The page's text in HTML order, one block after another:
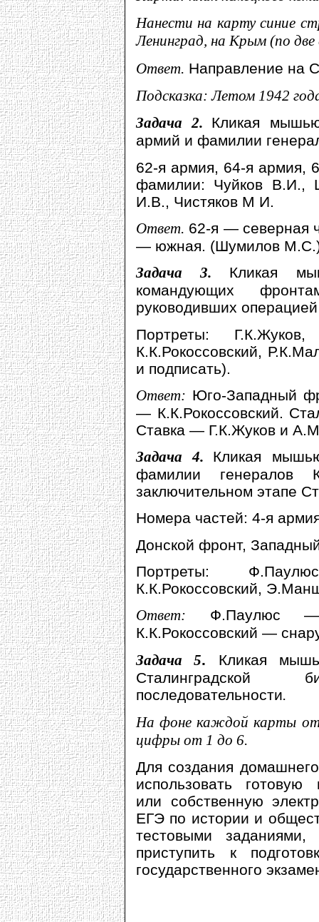
Нанести на карту синие
Ленинград, на Крым (по две
Ответ. Направление на
Подсказка: Летом 1942
Задача 2.
Кликая
армий и фамилии
62-я армия, 64-я армия,
фамилии: Чуйков В.И.,
И.В., Чистяков М И.
Ответ. 62-я — северная
— южная. (Шумилов
Задача 3.
Кликая
командующих
руководивших
Портреты:
К.К.Рокоссовский,
и подписать).
Ответ: Юго-Западный
— К.К.Рокоссовский.
Ставка — Г.К.Жуков и
Задача 4. Кликая
фамилии
заключительном этапе
Номера частей: 4-я
Донской фронт,
Портреты:
К.К.Рокоссовский,
Ответ: Ф.Паулюс —
К.К.Рокоссовский —
Задача 5. Кликая
Сталинградской
последовательности.
На фоне каждой карты
цифры от 1 до 6.
Для создания
использовать готовую
или собственную
ЕГЭ по истории и
тестовыми
приступить к
государственного